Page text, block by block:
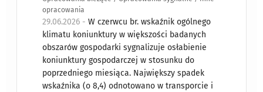
opracowania
29.06.2026 -W czerwcu br. wskaźnik ogólnego
klimatu koniunktury w większości badanych
obszarów gospodarki sygnalizuje osłabienie
koniunktury gospodarczej w stosunku do
poprzedniego miesiąca. Największy spadek
wskaźnika (o 8,4) odnotowano w transporcie i